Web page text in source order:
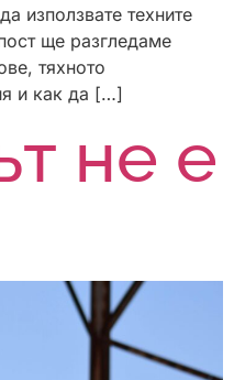
използвате техните
ще разгледаме
тяхното
и как да […]
не е